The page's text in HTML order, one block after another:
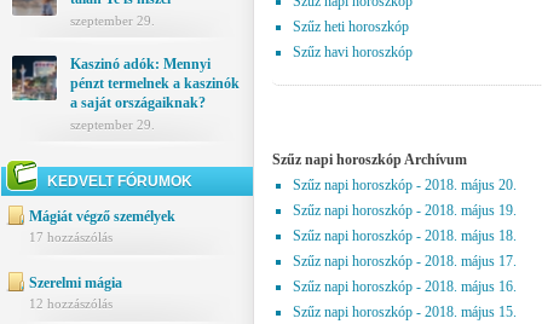
szeptember 29.
Kaszinó adók: Mennyi
pénzt termelnek a kaszinók
a saját országaiknak?
szeptember 29.
KEDVELT FÓRUMOK
Mágiát végző személyek
17 hozzászólás
Szerelmi mágia
12 hozzászólás
Szűz heti horoszkóp
Szűz havi horoszkóp
Szűz napi horoszkóp Archívum
Szűz napi horoszkóp - 2018. május 20.
Szűz napi horoszkóp - 2018. május 19.
Szűz napi horoszkóp - 2018. május 18.
Szűz napi horoszkóp - 2018. május 17.
Szűz napi horoszkóp - 2018. május 16.
Szűz napi horoszkóp - 2018. május 15.